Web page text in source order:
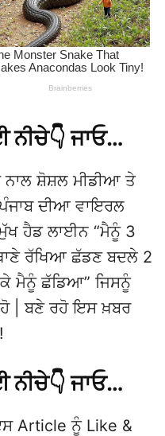
ਜਾਓ…
ਸ਼ੋਸ਼ਲ ਮੀਡੀਆ ਤੇ
ਦੀਆ ਵਾਇਰਲ
ਹੈਡ ਲਾਈਨ “ਮੈਨੂੰ 3
ਰੱਖਿਆ ਛੱਡਣ ਬਦਲੇ 2
ਮੈਨੂੰ ਛੱਡਿਆ” ਜਿਸਨੂੰ
| ਬਣੇ ਰਹੋ ਇਸ ਖ਼ਬਰ
ਜਾਓ…
Article ਨੂੰ Like &